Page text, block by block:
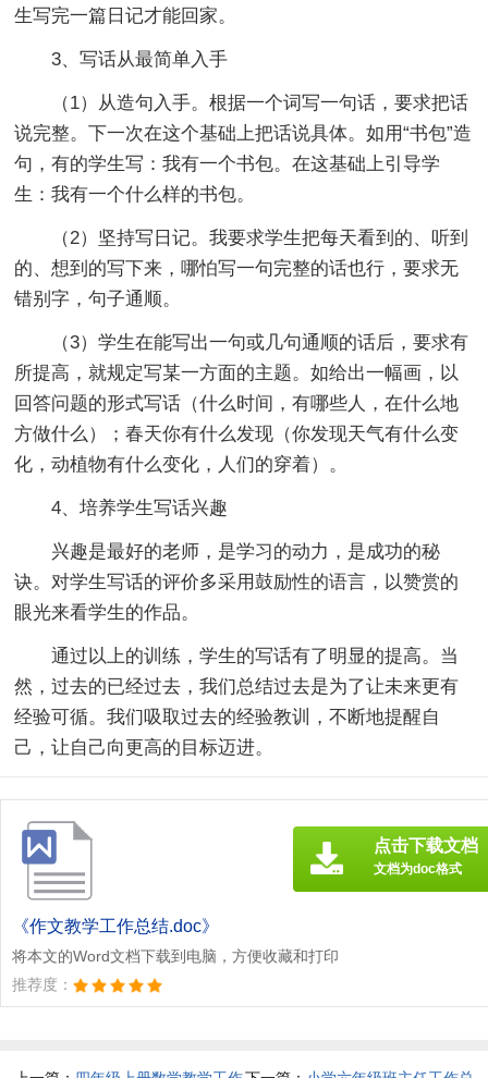
生写完一篇日记才能回家。
3、写话从最简单入手
（1）从造句入手。根据一个词写一句话，要求把话
说完整。下一次在这个基础上把话说具体。如用“书包”造
句，有的学生写：我有一个书包。在这基础上引导学
生：我有一个什么样的书包。
（2）坚持写日记。我要求学生把每天看到的、听到
的、想到的写下来，哪怕写一句完整的话也行，要求无
错别字，句子通顺。
（3）学生在能写出一句或几句通顺的话后，要求有
所提高，就规定写某一方面的主题。如给出一幅画，以
回答问题的形式写话（什么时间，有哪些人，在什么地
方做什么）；春天你有什么发现（你发现天气有什么变
化，动植物有什么变化，人们的穿着）。
4、培养学生写话兴趣
兴趣是最好的老师，是学习的动力，是成功的秘
诀。对学生写话的评价多采用鼓励性的语言，以赞赏的
眼光来看学生的作品。
通过以上的训练，学生的写话有了明显的提高。当
然，过去的已经过去，我们总结过去是为了让未来更有
经验可循。我们吸取过去的经验教训，不断地提醒自
己，让自己向更高的目标迈进。
《作文教学工作总结.doc》
将本文的Word文档下载到电脑，方便收藏和打印
推荐度：
点击下载文档
文档为doc格式